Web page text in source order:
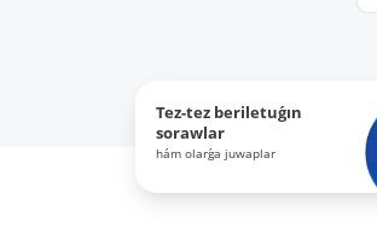
Tez-tez beriletuǵın
sorawlar
hám olarǵa juwaplar